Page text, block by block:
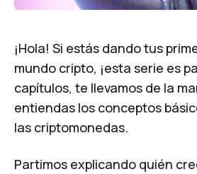
¡Hola! Si estás dando tus
mundo cripto, ¡esta serie es
capítulos, te llevamos de la
entiendas los conceptos
las criptomonedas.
Partimos explicando quién